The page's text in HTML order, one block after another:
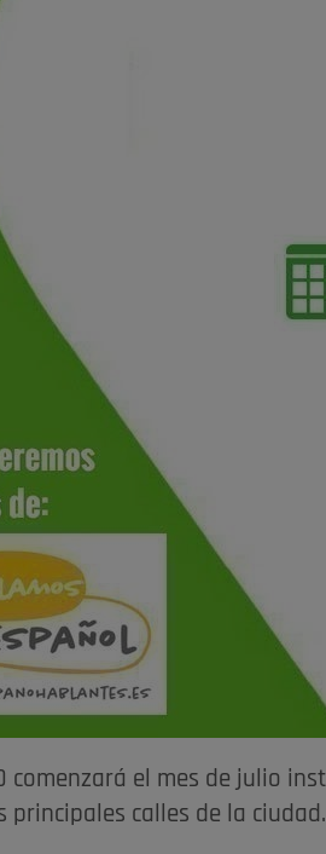
comenzará el mes de julio
principales calles de la ciudad.